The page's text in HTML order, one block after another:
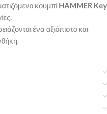
κουμπί HAMMER Key
ένα αξιόπιστο και